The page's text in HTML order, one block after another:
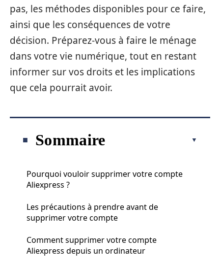
pas, les méthodes disponibles pour ce faire,
ainsi que les conséquences de votre
décision. Préparez-vous à faire le ménage
dans votre vie numérique, tout en restant
informer sur vos droits et les implications
que cela pourrait avoir.
Sommaire
Pourquoi vouloir supprimer votre compte
Aliexpress ?
Les précautions à prendre avant de
supprimer votre compte
Comment supprimer votre compte
Aliexpress depuis un ordinateur